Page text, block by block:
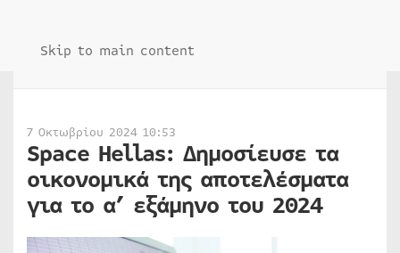
Skip to main content
7 Οκτωβρίου 2024 10:53
Space Hellas: Δημοσίευσε τα
οικονομικά της αποτελέσματα
για το α’ εξάμηνο του 2024